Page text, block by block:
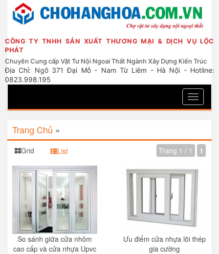
CÔNG TY TNHH SẢN XUẤT THƯƠNG MẠI & DỊCH VỤ LỘC
PHÁT
Chuyên Cung cấp Vật Tư Nội Ngoai Thất Ngành Xây Dựng Kiến Trúc
Địa Chỉ: Ngõ 371 Đại Mỗ - Nam Từ Liêm - Hà Nội - Hotline:
0823.998.195
Toggle
Trang Chủ »
Grid List Trang 1 / 1 1
So sánh giữa cửa nhôm
cao cấp và cửa nhựa Upvc
Ưu điểm cửa nhựa lõi thép
gia cường